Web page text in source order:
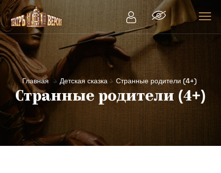
Главная Детская сказка Странные родители (4+)
Странные родители (4+)